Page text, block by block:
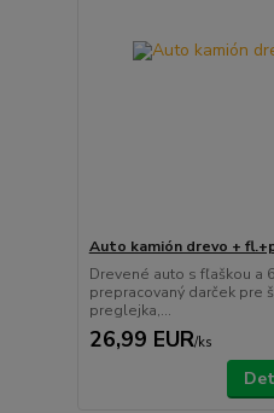
Auto kamión drevo +
Drevené auto s fľaškou a
prepracovaný darček pre
preglejka,...
26,99 EUR/ks